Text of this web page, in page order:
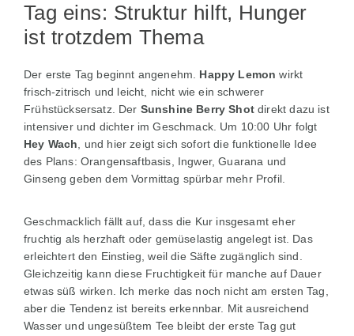
Tag eins: Struktur hilft, Hunger
ist trotzdem Thema
Der erste Tag beginnt angenehm. Happy Lemon wirkt
frisch-zitrisch und leicht, nicht wie ein schwerer
Frühstücksersatz. Der Sunshine Berry Shotdirekt dazu ist
intensiver und dichter im Geschmack. Um 10:00 Uhr folgt
Hey Wach , und hier zeigt sich sofort die funktionelle Idee
des Plans: Orangensaftbasis, Ingwer, Guarana und
Ginseng geben dem Vormittag spürbar mehr Profil.
Geschmacklich fällt auf, dass die Kur insgesamt eher
fruchtig als herzhaft oder gemüselastig angelegt ist. Das
erleichtert den Einstieg, weil die Säfte zugänglich sind.
Gleichzeitig kann diese Fruchtigkeit für manche auf Dauer
etwas süß wirken. Ich merke das noch nicht am ersten Tag,
aber die Tendenz ist bereits erkennbar. Mit ausreichend
Wasser und ungesüßtem Tee bleibt der erste Tag gut